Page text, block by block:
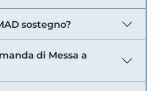
sostegno?
di Messa a